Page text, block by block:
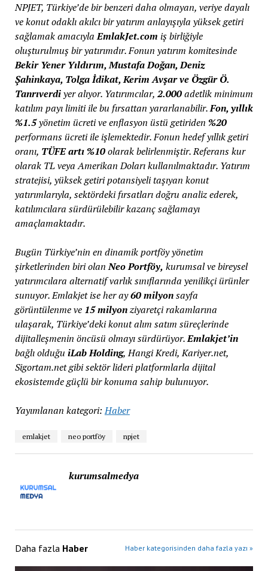
NPJET, Türkiye’de bir benzeri daha olmayan, veriye dayalı
ve konut odaklı akılcı bir yatırım anlayışıyla yüksek getiri
sağlamak amacıylaEmlakJet.com iş birliğiyle
oluşturulmuş bir yatırımdır. Fonun yatırım komitesinde
Bekir Yener Yıldırım, Mustafa Doğan, Deniz
Şahinkaya, Tolga İdikat, Kerim Avşar ve Özgür Ö.
Tanrıverdiyer alıyor. Yatırımcılar, 2.000adetlik minimum
katılım payı limiti ile bu fırsattan yararlanabilir.Fon, yıllık
%1.5yönetim ücreti ve enflasyon üstü getiriden %20
performans ücreti ile işlemektedir. Fonun hedef yıllık getiri
oranı, TÜFE artı %10olarak belirlenmiştir. Referans kur
olarak TL veya Amerikan Doları kullanılmaktadır. Yatırım
stratejisi, yüksek getiri potansiyeli taşıyan konut
yatırımlarıyla, sektördeki fırsatları doğru analiz ederek,
katılımcılara sürdürülebilir kazanç sağlamayı
amaçlamaktadır.
Bugün Türkiye’nin en dinamik portföy yönetim
şirketlerinden biri olanNeo Portföy, kurumsal ve bireysel
yatırımcılara alternatif varlık sınıflarında yenilikçi ürünler
sunuyor. Emlakjet ise her ay60 milyonsayfa
görüntülenme ve 15 milyonziyaretçi rakamlarına
ulaşarak, Türkiye’deki konut alım satım süreçlerinde
dijitalleşmenin öncüsü olmayı sürdürüyor.Emlakjet’in
bağlı olduğu iLab Holding, Hangi Kredi, Kariyer.net,
Sigortam.net gibi sektör lideri platformlarla dijital
ekosistemde güçlü bir konuma sahip bulunuyor.
Yayımlanan kategori: Haber
emlakjet neo portföy npjet
kurumsalmedya
Daha fazla Haber Haber kategorisinden daha fazla yazı »